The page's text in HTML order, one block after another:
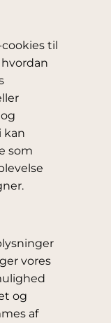
til
kan
som
vores
og
af